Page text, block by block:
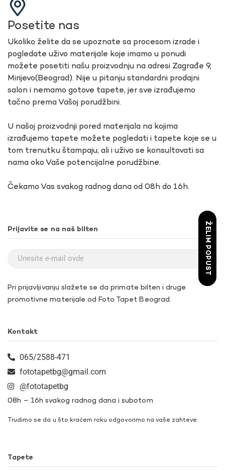
Posetite nas
Ukoliko želite da se upoznate sa procesom izrade i
pogledate uživo materijale koje imamo u ponudi
možete posetiti našu proizvodnju na adresi Zagrađe 9,
Mirijevo(Beograd). Nije u pitanju standardni prodajni
salon i nemamo gotove tapete, jer sve izrađujemo
tačno prema Vašoj porudžbini.
U našoj proizvodnji pored materijala na kojima
izrađujemo tapete možete pogledati i tapete koje se u
tom trenutku štampaju, ali i uživo se konsultovati sa
nama oko Vaše potencijalne porudžbine.
Čekamo Vas svakog radnog dana od 08h do 16h.
Prijavite se na naš bilten
Pri prijavljivanju slažete se da primate bilten i druge
promotivne materijale od Foto Tapet Beograd.
Kontakt
065/2588-471
fototapetbg@gmail.com
@fototapetbg
08h – 16h svakog radnog dana i subotom
Trudimo se da u što kraćem roku odgovorimo na vaše zahteve.
Tapete
ŽELIM POPUST